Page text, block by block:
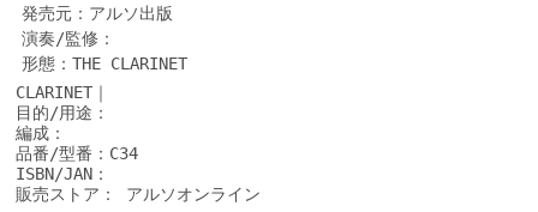
発売元：アルソ出版
演奏/監修：
形態：THE CLARINET
CLARINET｜
目的/用途：
編成：
品番/型番：C34
ISBN/JAN：
販売ストア： アルソオンライン